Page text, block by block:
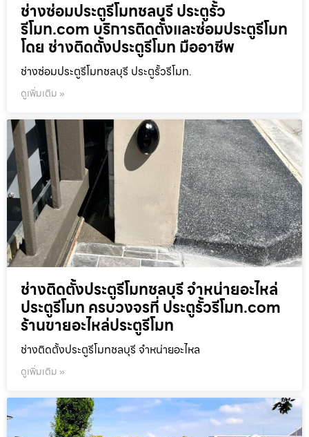
ช่างซ่อมประตูรีโมทชลบุรี ประตูรั้ว
รีโมท.com บริการติดตั้งและซ่อมประตูรีโมท
โดย ช่างติดตั้งประตูรีโมท มืออาชีพ
ช่างซ่อมประตูรีโมทชลบุรี ประตูรั้วรีโมท.
ดูเพิ่มเติม »
ช่างติดตั้งประตูรีโมทชลบุรี จำหน่ายอะไหล่
ประตูรีโมท ครบวงจรที่ ประตูรั้วรีโมท.com
ร้านขายอะไหล่ประตูรีโมท
ช่างติดตั้งประตูรีโมทชลบุรี จำหน่ายอะไหล
ดูเพิ่มเติม »